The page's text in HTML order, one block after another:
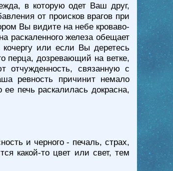
в которую одет Ваш друг,
от происков врагов при
Вы видите на небе кроваво-
раскаленного железа обещает
или если Вы деретесь
перца, дозревающий на ветке,
отчужденность, связанную с
ревность причинит немало
печь раскалилась докрасна,
и черного - печаль, страх,
какой-то цвет или свет, тем